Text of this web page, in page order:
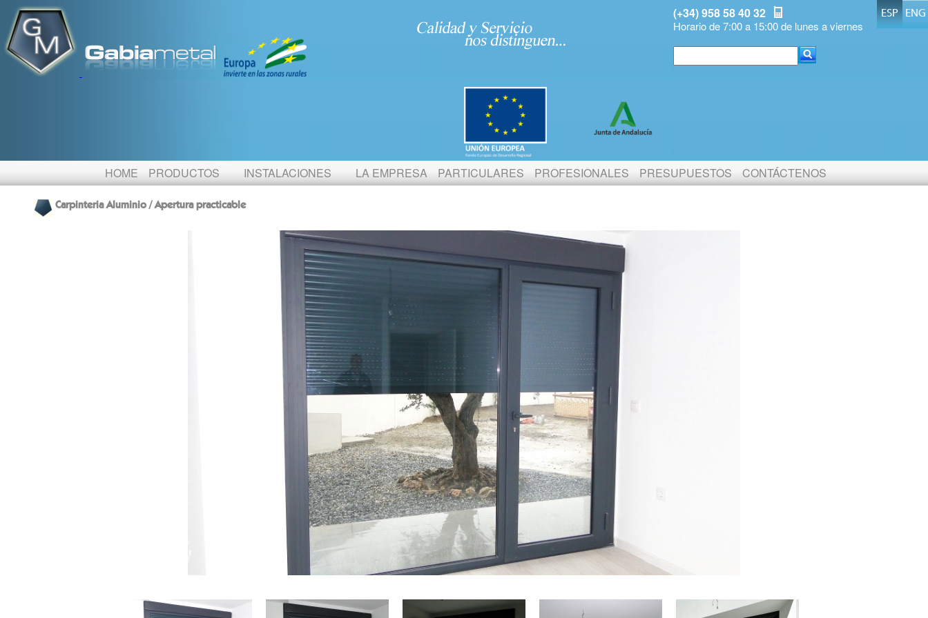
(+34) 958 58 40 32
Horario de 7:00 a 15:00 de lunes a viernes
ESP ENG
HOME PRODUCTOS INSTALACIONES LA EMPRESA PARTICULARES PROFESIONALES PRESUPUESTOS CONTÁCTENOS
Carpinteria Aluminio / Apertura practicable